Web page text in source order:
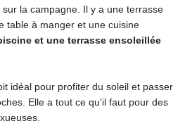
la campagne. Il y a une terrasse
table à manger et une cuisine
et une terrasse ensoleillée
idéal pour profiter du soleil et passer
Elle a tout ce qu'il faut pour des